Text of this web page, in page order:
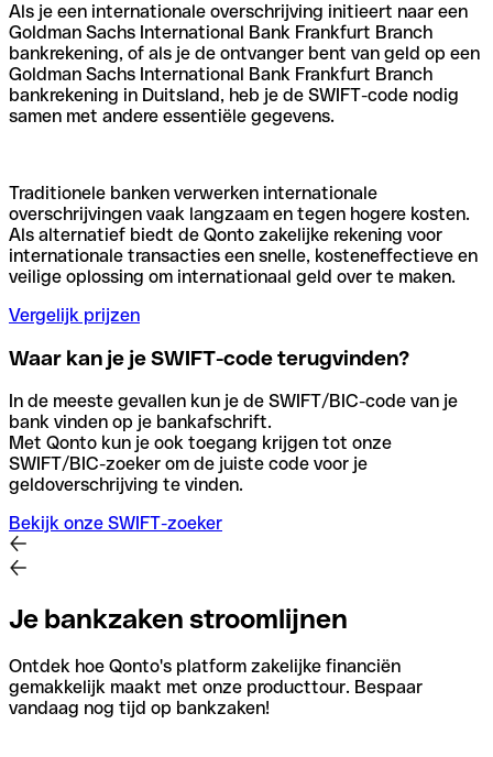
Als je een internationale overschrijving initieert naar een
Goldman Sachs International Bank Frankfurt Branch
bankrekening, of als je de ontvanger bent van geld op een
Goldman Sachs International Bank Frankfurt Branch
bankrekening in Duitsland, heb je de SWIFT-code nodig
samen met andere essentiële gegevens.
Traditionele banken verwerken internationale
overschrijvingen vaak langzaam en tegen hogere kosten.
Als alternatief biedt de Qonto zakelijke rekening voor
internationale transacties een snelle, kosteneffectieve en
veilige oplossing om internationaal geld over te maken.
Vergelijk prijzen
Waar kan je je SWIFT-code terugvinden?
In de meeste gevallen kun je de SWIFT/BIC-code van je
bank vinden op je bankafschrift.
Met Qonto kun je ook toegang krijgen tot onze
SWIFT/BIC-zoeker om de juiste code voor je
geldoverschrijving te vinden.
Bekijk onze SWIFT-zoeker
Je bankzaken stroomlijnen
Ontdek hoe Qonto's platform zakelijke financiën
gemakkelijk maakt met onze producttour. Bespaar
vandaag nog tijd op bankzaken!